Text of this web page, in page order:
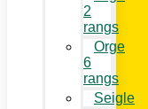
2
rangs
Orge
6
rangs
Seigle